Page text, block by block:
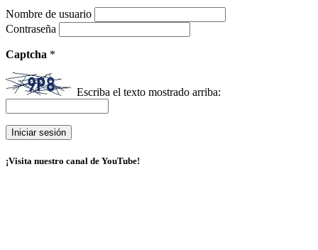
Nombre de usuario
Contraseña
Captcha *
Escriba el texto mostrado arriba:
¡Visita nuestro canal de YouTube!